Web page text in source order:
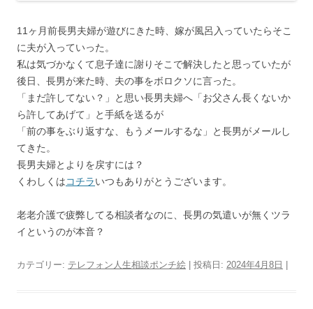
11ヶ月前長男夫婦が遊びにきた時、嫁が風呂入っていたらそこ
に夫が入っていった。
私は気づかなくて息子達に謝りそこで解決したと思っていたが
後日、長男が来た時、夫の事をボロクソに言った。
「まだ許してない？」と思い長男夫婦へ「お父さん長くないか
ら許してあげて」と手紙を送るが
「前の事をぶり返すな、もうメールするな」と長男がメールし
てきた。
長男夫婦とよりを戻すには？
くわしくはコチラいつもありがとうございます。
老老介護で疲弊してる相談者なのに、長男の気遣いが無くツラ
イというのが本音？
カテゴリー: テレフォン人生相談ポンチ絵 | 投稿日: 2024年4月8日